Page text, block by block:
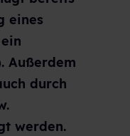
eines
Außerdem
durch
werden.